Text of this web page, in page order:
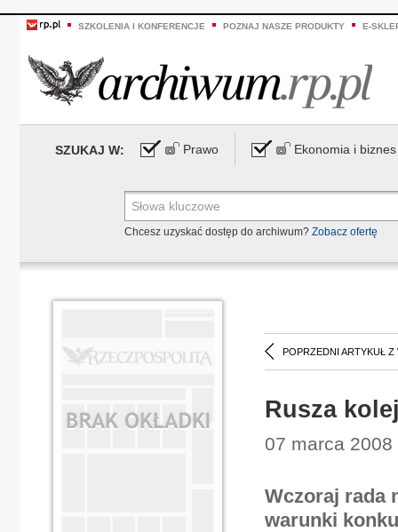
SZKOLENIA I KONFERENCJE POZNAJ NASZE PRODUKTY E-
SZUKAJ W: Prawo Ekonomia i biznes
Chcesz uzyskać dostęp do archiwum? Zobacz ofertę
POPRZEDNI ARTYKUŁ Z
Rusza
07 marca 2008
Wczoraj rada
warunki